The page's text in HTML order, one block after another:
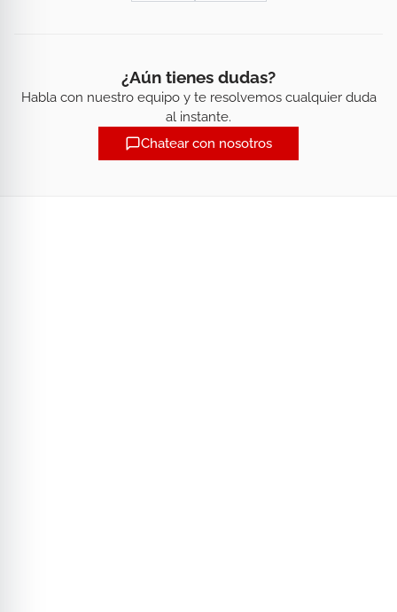
¿Aún tienes dudas?
Habla con nuestro equipo y te resolvemos cualquier duda
al instante.
Chatear con nosotros